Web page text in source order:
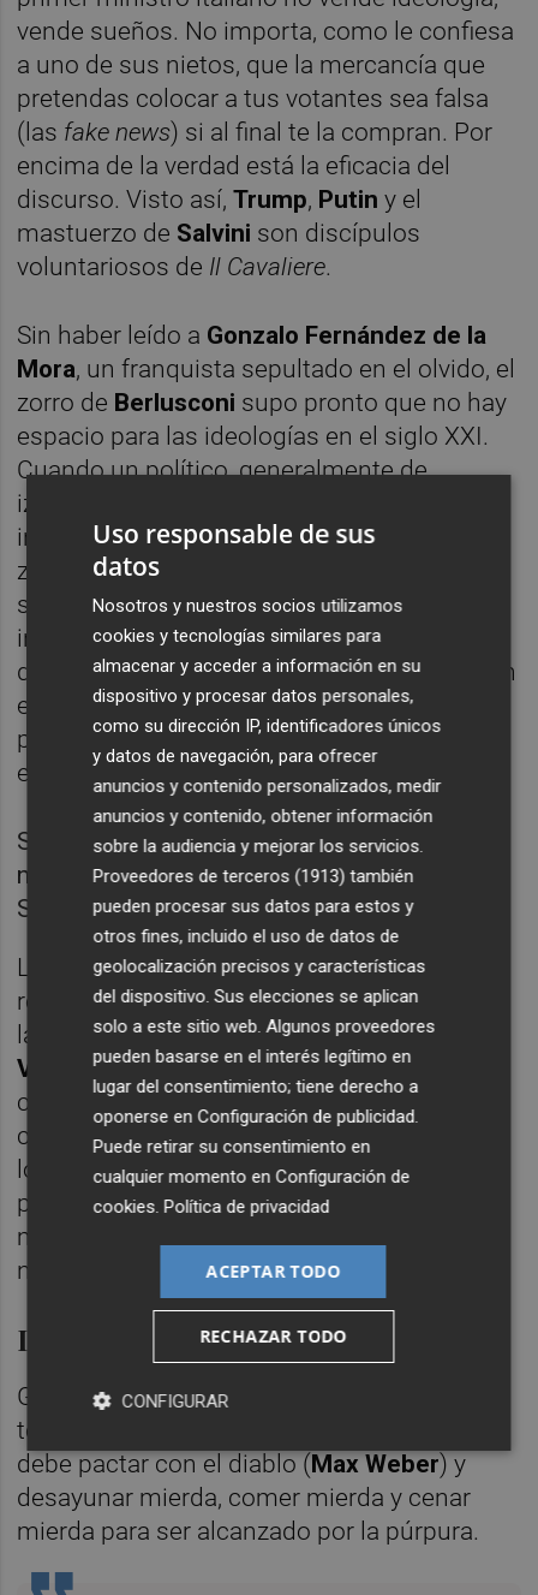
vende sueños. No importa, como le confiesa
a uno de sus nietos, que la mercancía que
pretendas colocar a tus votantes sea falsa
(las fake news) si al final te la compran. Por
encima de la verdad está la eficacia del
discurso. Visto así,Trump, Putin y el
mastuerzo de Salvini son discípulos
voluntariosos de Il Cavaliere.
Sin haber leído a Gonzalo Fernández de la
Mora, un franquista sepultado en el olvido, el
zorro de Berlusconi supo pronto que no hay
espacio para las ideologías en el siglo XXI.
Cuando un político, generalmente de
izquierdas, las enarbola es para ocultar
intereses personales o de partido. Con su
zafiedad, con sus chistes facilones, con sus
salidas de tono en las cumbres
internacionales, frecuentadas por gente
desalmada y exquisita, Silvio nos enseñó, sin
embargo, a abandonar toda esperanza en la
política como promesa de cambio; nos
enseñó el aprendizaje de la decepción.
Silvio Berlusconi en un mitin en Milán en
noviembre de 2017. Foto: FLAVIO LO
SCALZO/EFE/EPA
La política, por muy bellas palabras que la
revistan, no deja de ser una farsa, el arte de
la simulación. Así se lo confiesa a su mujer
Veronica Larioen una acalorada
conversación antes de divorciarse. Basta
con rascar un poco sobre los discursos de
los grandes hombres para ver la
podredumbre que los alimenta. Todos
mienten, todos engañan, todos trafican con
nuestras ilusiones.
La política es pactar con el diablo
Gracias a Berlusconi hemos aprendido que
todo aquel que aspira a la cima del poder
debe pactar con el diablo (Max Weber) y
desayunar mierda, comer mierda y cenar
mierda para ser alcanzado por la púrpura.
Uso responsable de sus
datos
Nosotros y nuestros socios utilizamos
cookies y tecnologías similares para
almacenar y acceder a información en su
dispositivo y procesar datos personales,
como su dirección IP, identificadores únicos
y datos de navegación, para ofrecer
anuncios y contenido personalizados, medir
anuncios y contenido, obtener información
sobre la audiencia y mejorar los servicios.
Proveedores de terceros (1913) también
pueden procesar sus datos para estos y
otros fines, incluido el uso de datos de
geolocalización precisos y características
del dispositivo. Sus elecciones se aplican
solo a este sitio web. Algunos proveedores
pueden basarse en el interés legítimo en
lugar del consentimiento; tiene derecho a
oponerse enConfiguración de publicidad.
Puede retirar su consentimiento en
cualquier momento enConfiguración de
cookies.Política de privacidad
ACEPTAR TODO
RECHAZAR TODO
CONFIGURAR